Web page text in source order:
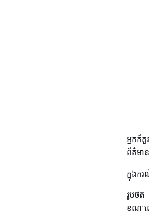
អ្នកក៏
ព័ត៌មា
ក្នុងក
រូបថត
ខណៈព